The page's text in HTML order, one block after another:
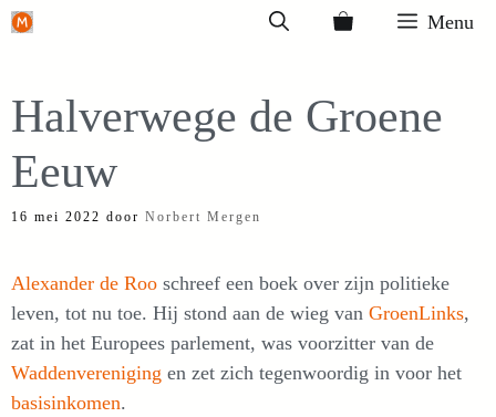
Ga
inhoud
Menu
Halverwege de Groene
Eeuw
16 mei 2022 door Norbert Mergen
Alexander de Roo schreef een boek over zijn politieke
leven, tot nu toe. Hij stond aan de wieg van GroenLinks,
zat in het Europees parlement, was voorzitter van de
Waddenvereniging en zet zich tegenwoordig in voor het
basisinkomen.